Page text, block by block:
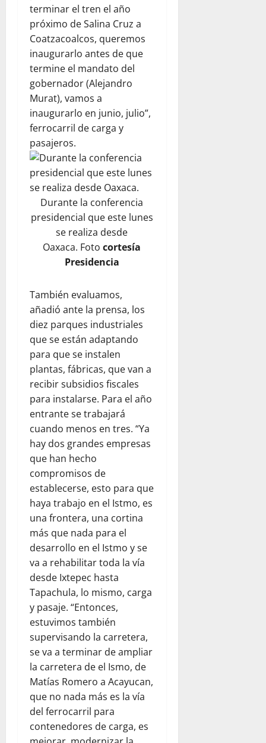
terminar el tren el año
próximo de Salina Cruz a
Coatzacoalcos, queremos
inaugurarlo antes de que
termine el mandato del
gobernador (Alejandro
Murat), vamos a
inaugurarlo en junio, julio”,
ferrocarril de carga y
pasajeros.
Durante la conferencia
presidencial que este lunes
se realiza desde
Oaxaca. Fotocortesía
Presidencia
También evaluamos,
añadió ante la prensa, los
diez parques industriales
que se están adaptando
para que se instalen
plantas, fábricas, que van a
recibir subsidios fiscales
para instalarse. Para el año
entrante se trabajará
cuando menos en tres. “Ya
hay dos grandes empresas
que han hecho
compromisos de
establecerse, esto para que
haya trabajo en el Istmo, es
una frontera, una cortina
más que nada para el
desarrollo en el Istmo y se
va a rehabilitar toda la vía
desde Ixtepec hasta
Tapachula, lo mismo, carga
y pasaje. “Entonces,
estuvimos también
supervisando la carretera,
se va a terminar de ampliar
la carretera de el Ismo, de
Matías Romero a Acayucan,
que no nada más es la vía
del ferrocarril para
contenedores de carga, es